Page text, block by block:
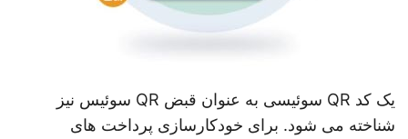
یک کد QR سوئیسی به عنوان قبض QR سوئیس نیز
شناخته می شود. برای خودکارسازی پرداخت های